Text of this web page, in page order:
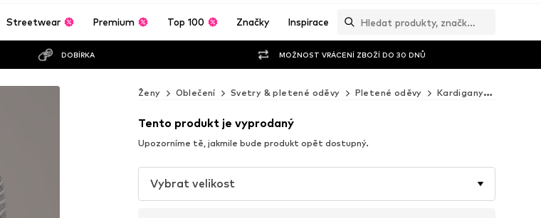
Streetwear Premium Top 100 Značky Inspirace
DOBÍRKA MOŽNOST VRÁCENÍ ZBOŽÍ DO 30 DNŮ
Ženy Oblečení Svetry & pletené oděvy Pletené oděvy Kardigany
Tento produkt je vyprodaný
Upozorníme tě, jakmile bude produkt opět dostupný.
Vybrat velikost